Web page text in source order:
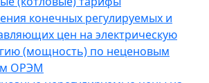
конечных регулируемых и
цен на электрическую
(мощность) по неценовым
ОРЭМ